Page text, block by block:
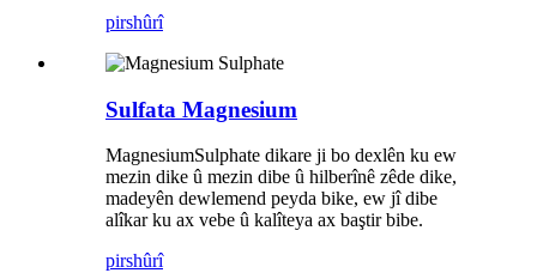
pirshûrî
Sulfata Magnesium
MagnesiumSulphate dikare ji bo dexlên ku ew
mezin dike û mezin dibe û hilberînê zêde dike,
madeyên dewlemend peyda bike, ew jî dibe
alîkar ku ax vebe û kalîteya ax baştir bibe.
pirshûrî